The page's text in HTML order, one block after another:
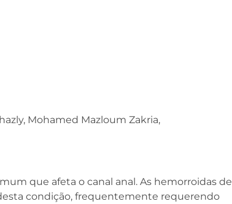
Mohamed Mazloum Zakria,
que afeta o canal anal. As hemorroidas de
condição, frequentemente requerendo